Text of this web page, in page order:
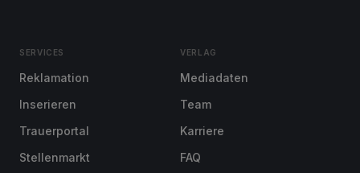
SERVICES
Reklamation
Inserieren
Trauerportal
Stellenmarkt
VERLAG
Mediadaten
Team
Karriere
FAQ